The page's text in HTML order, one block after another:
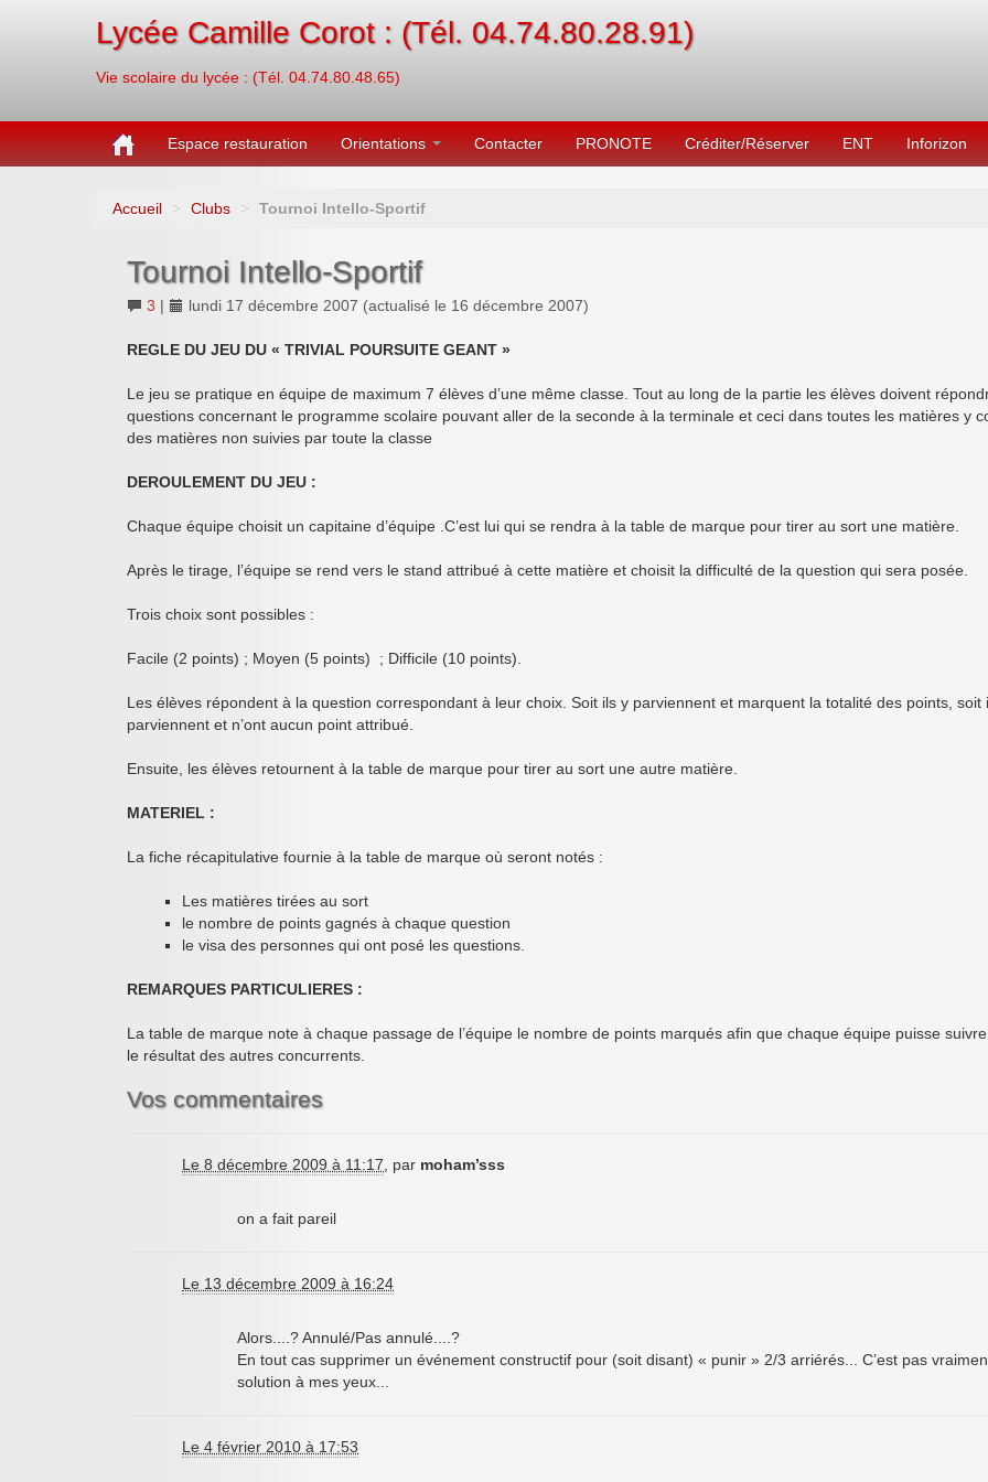
Lycée Camille Corot : (Tél. 04.74.80.28.91)
Vie scolaire du lycée : (Tél. 04.74.80.48.65)
Espace restauration Orientations Contacter PRONOTE Créditer/Réserver ENT Inforizon
Accueil > Clubs > Tournoi Intello-Sportif
Tournoi Intello-Sportif
3 | lundi 17 décembre 2007 (actualisé le 16 décembre 2007)
REGLE DU JEU DU « TRIVIAL POURSUITE GEANT »
Le jeu se pratique en équipe de maximum 7 élèves d’une même classe. Tout au long de la partie les élèves doivent
questions concernant le programme scolaire pouvant aller de la seconde à la terminale et ceci dans toutes les matières y
des matières non suivies par toute la classe
DEROULEMENT DU JEU :
Chaque équipe choisit un capitaine d’équipe .C’est lui qui se rendra à la table de marque pour tirer au sort une matière.
Après le tirage, l’équipe se rend vers le stand attribué à cette matière et choisit la difficulté de la question qui sera posée.
Trois choix sont possibles :
Facile (2 points) ; Moyen (5 points) ; Difficile (10 points).
Les élèves répondent à la question correspondant à leur choix. Soit ils y parviennent et marquent la totalité des points, soit
parviennent et n’ont aucun point attribué.
Ensuite, les élèves retournent à la table de marque pour tirer au sort une autre matière.
MATERIEL :
La fiche récapitulative fournie à la table de marque où seront notés :
Les matières tirées au sort
le nombre de points gagnés à chaque question
le visa des personnes qui ont posé les questions.
REMARQUES PARTICULIERES :
La table de marque note à chaque passage de l’équipe le nombre de points marqués afin que chaque équipe puisse
le résultat des autres concurrents.
Vos commentaires
Le 8 décembre 2009 à 11:17, par moham’sss
on a fait pareil
Le 13 décembre 2009 à 16:24
Alors....? Annulé/Pas annulé....?
En tout cas supprimer un événement constructif pour (soit disant) « punir » 2/3 arriérés... C’est pas
solution à mes yeux...
Le 4 février 2010 à 17:53